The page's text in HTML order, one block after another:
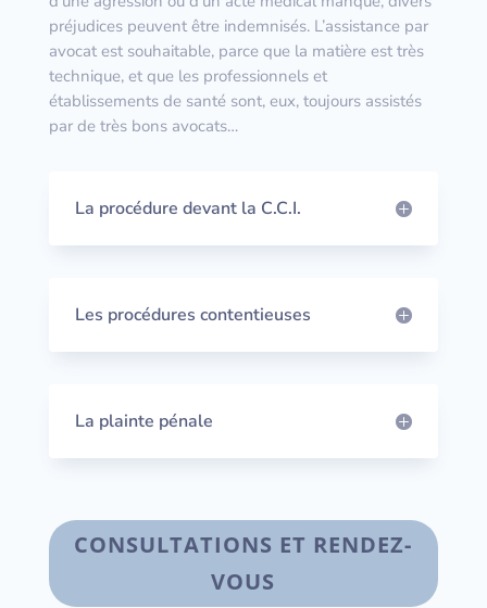
préjudices peuvent être indemnisés. L’assistance par
avocat est souhaitable, parce que la matière est très
technique, et que les professionnels et
établissements de santé sont, eux, toujours assistés
par de très bons avocats…
La procédure devant la C.C.I.
Les procédures contentieuses
La plainte pénale
CONSULTATIONS ET RENDEZ-
VOUS